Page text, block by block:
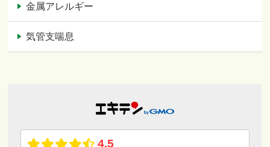
金属アレルギー
気管支喘息